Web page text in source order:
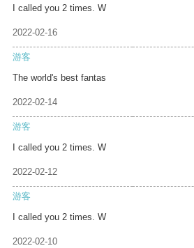
I called you 2 times. W
2022-02-16
游客
The world's best fantas
2022-02-14
游客
I called you 2 times. W
2022-02-12
游客
I called you 2 times. W
2022-02-10